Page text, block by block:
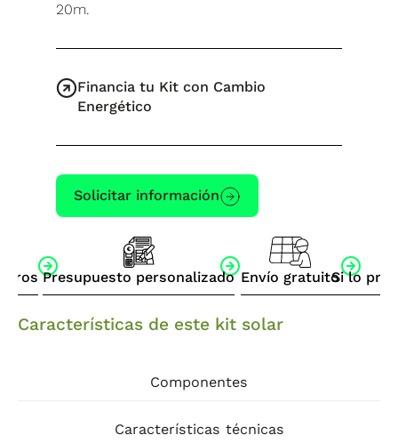
20m.
Financia tu Kit con Cambio
Energético
Solicitar información
Presupuesto personalizado Envío gratuitoSi lo
Características de este kit solar
Componentes
Características técnicas